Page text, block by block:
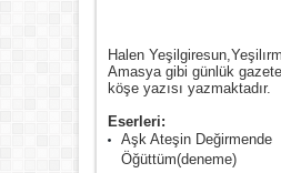
Halen
Amasya gibi günlük
köşe yazısı yazmaktadır.
Eserleri:
Aşk Ateşin Değirmende
Öğüttüm(deneme)